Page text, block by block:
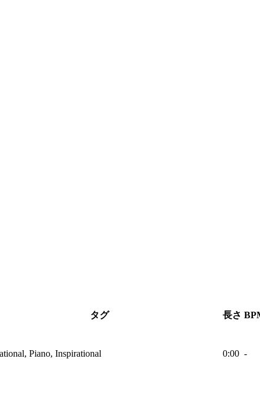
タグ 長さ
Piano, Inspirational 0:00 -